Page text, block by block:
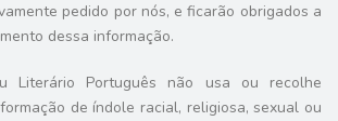
pedido por nós, e ficarão obrigados a
dessa informação.
Literário Português não usa ou recolhe
de índole racial, religiosa, sexual ou